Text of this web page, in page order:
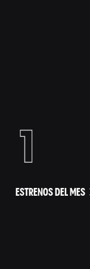
ESTRENOS DEL MES